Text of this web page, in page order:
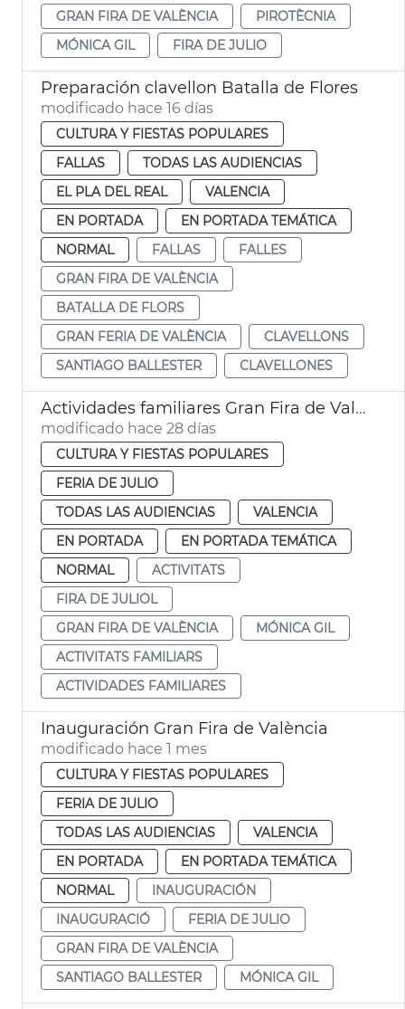
GRAN FIRA DE VALÈNCIA
PIROTÈCNIA
MÓNICA GIL
FIRA DE JULIO
Preparación clavellon Batalla de Flores
modificado hace 16 días
CULTURA Y FIESTAS POPULARES
FALLAS
TODAS LAS AUDIENCIAS
EL PLA DEL REAL
VALENCIA
EN PORTADA
EN PORTADA TEMÁTICA
NORMAL
FALLAS
FALLES
GRAN FIRA DE VALÈNCIA
BATALLA DE FLORS
GRAN FERIA DE VALÈNCIA
CLAVELLONS
SANTIAGO BALLESTER
CLAVELLONES
Actividades familiares Gran Fira de València
modificado hace 28 días
CULTURA Y FIESTAS POPULARES
FERIA DE JULIO
TODAS LAS AUDIENCIAS
VALENCIA
EN PORTADA
EN PORTADA TEMÁTICA
NORMAL
ACTIVITATS
FIRA DE JULIOL
GRAN FIRA DE VALÈNCIA
MÓNICA GIL
ACTIVITATS FAMILIARS
ACTIVIDADES FAMILIARES
Inauguración Gran Fira de València
modificado hace 1 mes
CULTURA Y FIESTAS POPULARES
FERIA DE JULIO
TODAS LAS AUDIENCIAS
VALENCIA
EN PORTADA
EN PORTADA TEMÁTICA
NORMAL
INAUGURACIÓN
INAUGURACIÓ
FERIA DE JULIO
GRAN FIRA DE VALÈNCIA
SANTIAGO BALLESTER
MÓNICA GIL